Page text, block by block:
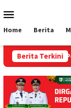
ke
Mobile
Home Berita
Berita Terkini
Gas bagi Petani